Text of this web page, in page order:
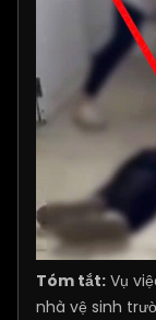
Tóm tắt: Vụ
nhà vệ sinh